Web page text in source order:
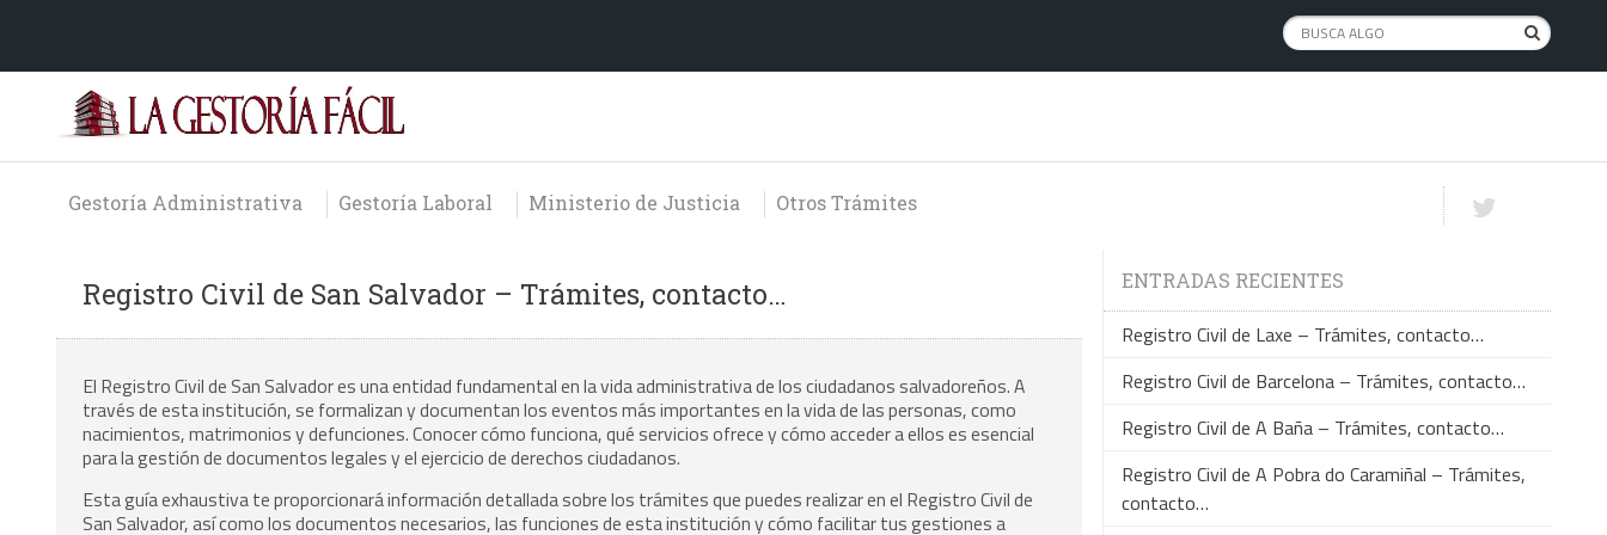
Gestoría Administrativa Gestoría Laboral Ministerio de Justicia Otros Trámites
Registro Civil de San Salvador – Trámites, contacto…
El Registro Civil de San Salvador es una entidad fundamental en la vida administrativa de los ciudadanos salvadoreños. A
través de esta institución, se formalizan y documentan los eventos más importantes en la vida de las personas, como
nacimientos, matrimonios y defunciones. Conocer cómo funciona, qué servicios ofrece y cómo acceder a ellos es esencial
para la gestión de documentos legales y el ejercicio de derechos ciudadanos.
Esta guía exhaustiva te proporcionará información detallada sobre los trámites que puedes realizar en el Registro Civil de
San Salvador, así como los documentos necesarios, las funciones de esta institución y cómo facilitar tus gestiones a
ENTRADAS RECIENTES
Registro Civil de Laxe – Trámites, contacto…
Registro Civil de Barcelona – Trámites, contacto…
Registro Civil de A Baña – Trámites, contacto…
Registro Civil de A Pobra do Caramiñal – Trámites,
contacto…